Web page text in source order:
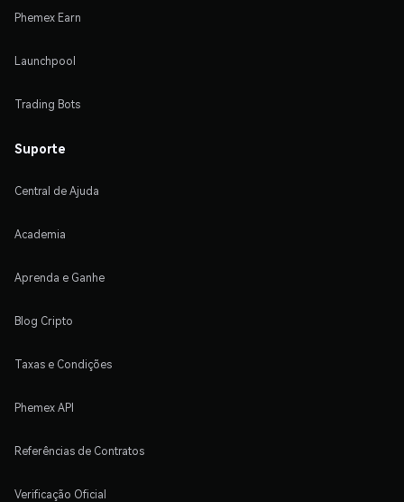
Phemex Earn
Launchpool
Trading Bots
Suporte
Central de Ajuda
Academia
Aprenda e Ganhe
Blog Cripto
Taxas e Condições
Phemex API
Referências de Contratos
Verificação Oficial